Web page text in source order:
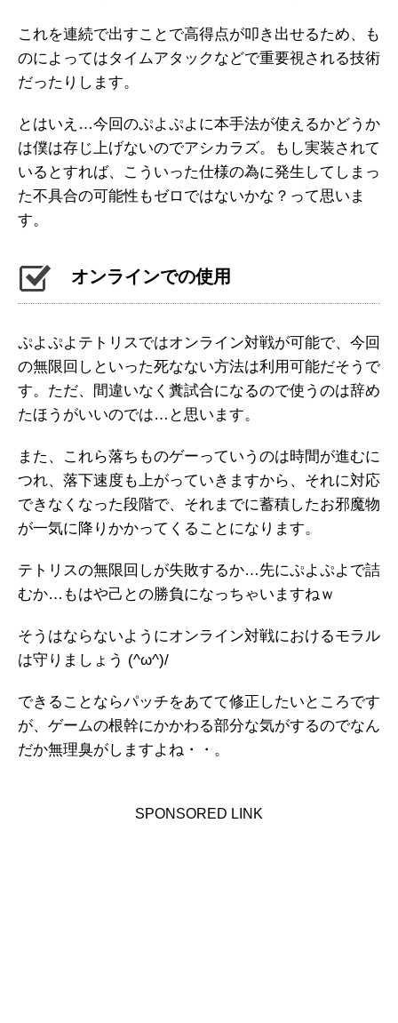
これを連続で出すことで高得点が叩き出せるため、も
のによってはタイムアタックなどで重要視される技術
だったりします。
とはいえ…今回のぷよぷよに本手法が使えるかどうか
は僕は存じ上げないのでアシカラズ。もし実装されて
いるとすれば、こういった仕様の為に発生してしまっ
た不具合の可能性もゼロではないかな？って思いま
す。
オンラインでの使用
ぷよぷよテトリスではオンライン対戦が可能で、今回
の無限回しといった死なない方法は利用可能だそうで
す。ただ、間違いなく糞試合になるので使うのは辞め
たほうがいいのでは…と思います。
また、これら落ちものゲーっていうのは時間が進むに
つれ、落下速度も上がっていきますから、それに対応
できなくなった段階で、それまでに蓄積したお邪魔物
が一気に降りかかってくることになります。
テトリスの無限回しが失敗するか…先にぷよぷよで詰
むか…もはや己との勝負になっちゃいますねｗ
そうはならないようにオンライン対戦におけるモラル
は守りましょう (^ω^)/
できることならパッチをあてて修正したいところです
が、ゲームの根幹にかかわる部分な気がするのでなん
だか無理臭がしますよね・・。
SPONSORED LINK